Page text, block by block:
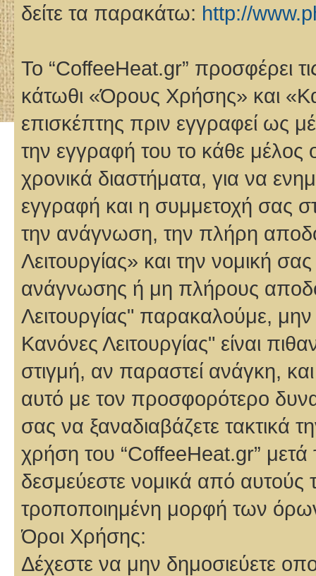
δείτε τα παρακάτω: http://
Το “CoffeeHeat.gr” προσφέρει
κάτωθι «Όρους Χρήσης» και
επισκέπτης πριν εγγραφεί ως
την εγγραφή του το κάθε μέλος
χρονικά διαστήματα, για να
εγγραφή και η συμμετοχή σας
την ανάγνωση, την πλήρη
Λειτουργίας» και την νομική
ανάγνωσης ή μη πλήρους
Λειτουργίας" παρακαλούμε, μην
Κανόνες Λειτουργίας" είναι
στιγμή, αν παραστεί ανάγκη,
αυτό με τον προσφορότερο
σας να ξαναδιαβάζετε τακτικά
χρήση του “CoffeeHeat.gr” μετά
δεσμεύεστε νομικά από
τροποποιημένη μορφή των
Όροι Χρήσης:
Δέχεστε να μην δημοσιεύετε